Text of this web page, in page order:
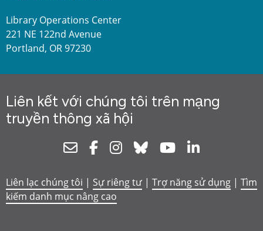
Library Operations Center
221 NE 122nd Avenue
Portland, OR 97230
Liên kết với chúng tôi trên mạng
truyền thông xã hội
NewsletterFacebookInstagram
Bluesky Youtube
Liên lạc chúng tôi | Sự riêng tư | Trợ năng sử dụng | Tìm
kiếm danh mục nâng cao